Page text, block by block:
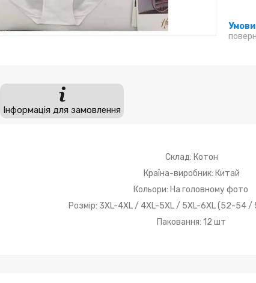
Інформація для замовлення
Склад: Котон
Країна-виробник: Китай
Кольори: На головному фото
Розмір: 3XL-4XL / 4XL-5XL / 5XL-6XL (52-54
Паковання: 12 шт